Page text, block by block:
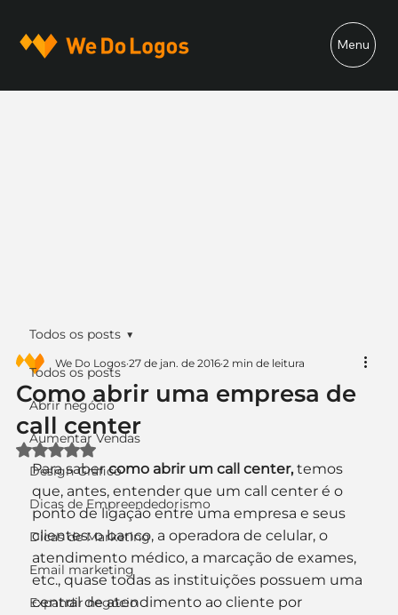
Menu
Todos os posts
Abrir negócio
Aumentar Vendas
Design Gráfico
Dicas de Empreendedorismo
Dicas de Marketing
Email marketing
Expandir negócio
Todos os posts
Como abrir uma empresa de
call center
We Do Logos 27 de jan. de 2016 2 min de leitura
Avaliado com NaN de 5 estrelas.
Para saber como abrir um call center, temos
que, antes, entender que um call center é o
ponto de ligação entre uma empresa e seus
clientes: o banco, a operadora de celular, o
atendimento médico, a marcação de exames,
etc., quase todas as instituições possuem uma
central de atendimento ao cliente por